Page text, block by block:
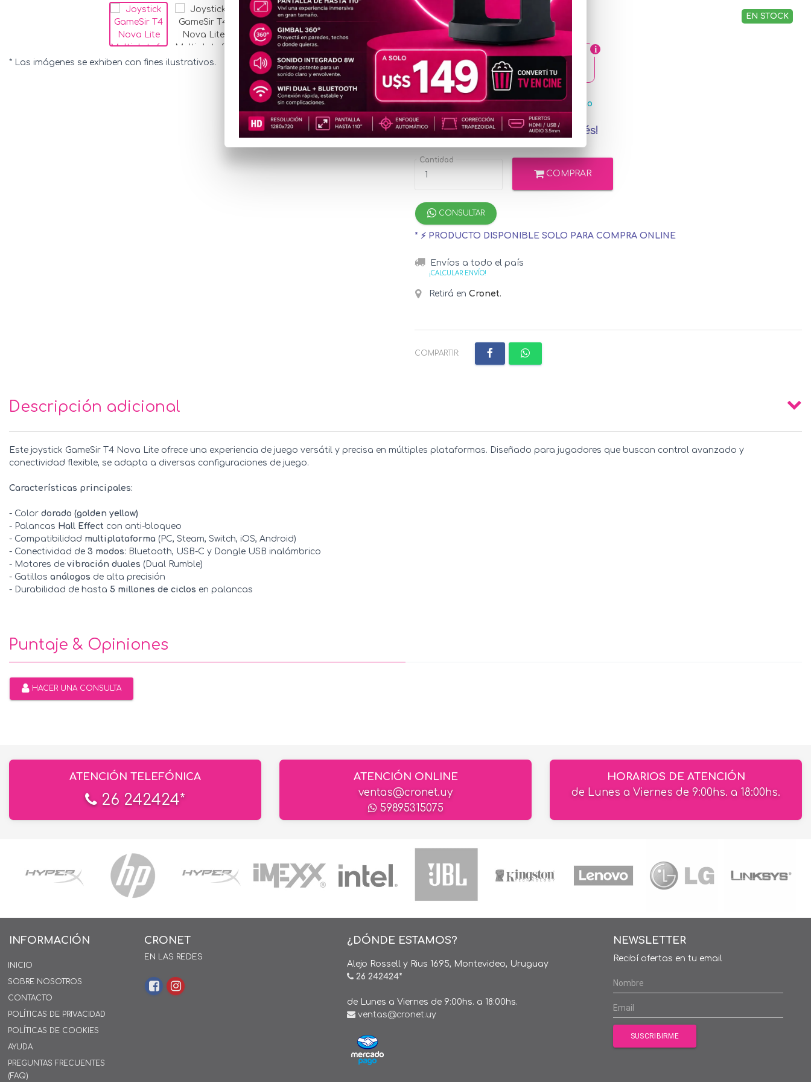
* Las imágenes se exhiben con fines ilustrativos.
CON224 EN STOCK
u$s32,21
Precio
especial
u$s35.53 con MercadoPago
¡Hasta 12 cuotas sin interés!
Cantidad
COMPRAR
CONSULTAR
* ⚡ PRODUCTO DISPONIBLE SOLO PARA COMPRA ONLINE
Envíos a todo el país
¡CALCULAR ENVÍO!
Retirá en Cronet.
COMPARTIR:
Descripción adicional
Este joystick GameSir T4 Nova Lite ofrece una experiencia de juego versátil y precisa en múltiples plataformas. Diseñado para jugadores que buscan control avanzado y
conectividad flexible, se adapta a diversas configuraciones de juego.
Características principales:
- Color dorado (golden yellow)
- Palancas Hall Effect con anti-bloqueo
- Compatibilidad multiplataforma (PC, Steam, Switch, iOS, Android)
- Conectividad de 3 modos: Bluetooth, USB-C y Dongle USB inalámbrico
- Motores de vibración duales (Dual Rumble)
- Gatillos análogos de alta precisión
- Durabilidad de hasta 5 millones de ciclos en palancas
Puntaje & Opiniones
HACER UNA CONSULTA
ATENCIÓN TELEFÓNICA
26 242424*
ATENCIÓN ONLINE
ventas@cronet.uy
59895315075
HORARIOS DE ATENCIÓN
de Lunes a Viernes de 9:00hs. a 18:00hs.
INFORMACIÓN
INICIO
SOBRE NOSOTROS
CONTACTO
POLÍTICAS DE PRIVACIDAD
POLÍTICAS DE COOKIES
AYUDA
PREGUNTAS FRECUENTES
(FAQ)
CRONET
EN LAS REDES
¿DÓNDE ESTAMOS?
Alejo Rossell y Rius 1695, Montevideo, Uruguay
26 242424*
de Lunes a Viernes de 9:00hs. a 18:00hs.
ventas@cronet.uy
NEWSLETTER
Recibí ofertas en tu email